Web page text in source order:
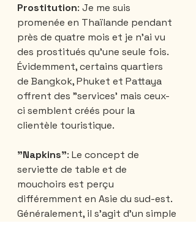
Prostitution: Je me suis
promenée en Thaïlande pendant
près de quatre mois et je n'ai vu
des prostitués qu'une seule fois.
Évidemment, certains quartiers
de Bangkok, Phuket et Pattaya
offrent des "services' mais ceux-
ci semblent créés pour la
clientèle touristique.
"Napkins": Le concept de
serviette de table et de
mouchoirs est perçu
différemment en Asie du sud-est.
Généralement, il s'agit d'un simple